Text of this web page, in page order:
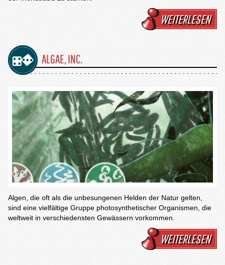
WEITERLESEN
ALGAE, INC.
Algen, die oft als die unbesungenen Helden der Natur gelten,
sind eine vielfältige Gruppe photosynthetischer Organismen, die
weltweit in verschiedensten Gewässern vorkommen.
WEITERLESEN